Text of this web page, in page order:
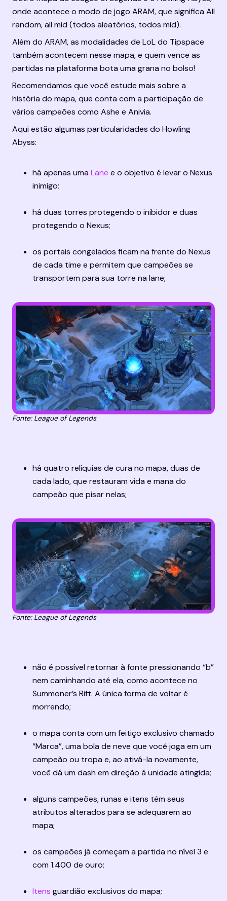
onde acontece o modo de jogo ARAM, que significa All
random, all mid (todos aleatórios, todos mid).
Além do ARAM, as modalidades de LoL do Tipspace
também acontecem nesse mapa, e quem vence as
partidas na plataforma bota uma grana no bolso!
Recomendamos que você estude mais sobre a
história do mapa, que conta com a participação de
vários campeões como Ashe e Anivia.
Aqui estão algumas particularidades do Howling
Abyss:
há apenas uma Lane e o objetivo é levar o Nexus
inimigo;
há duas torres protegendo o inibidor e duas
protegendo o Nexus;
os portais congelados ficam na frente do Nexus
de cada time e permitem que campeões se
transportem para sua torre na lane;
Fonte: League of Legends
há quatro relíquias de cura no mapa, duas de
cada lado, que restauram vida e mana do
campeão que pisar nelas;
Fonte: League of Legends
não é possível retornar à fonte pressionando “b”
nem caminhando até ela, como acontece no
Summoner’s Rift. A única forma de voltar é
morrendo;
o mapa conta com um feitiço exclusivo chamado
“Marca”, uma bola de neve que você joga em um
campeão ou tropa e, ao ativá-la novamente,
você dá um dash em direção à unidade atingida;
alguns campeões, runas e itens têm seus
atributos alterados para se adequarem ao
mapa;
os campeões já começam a partida no nível 3 e
com 1.400 de ouro;
Itens guardião exclusivos do mapa;